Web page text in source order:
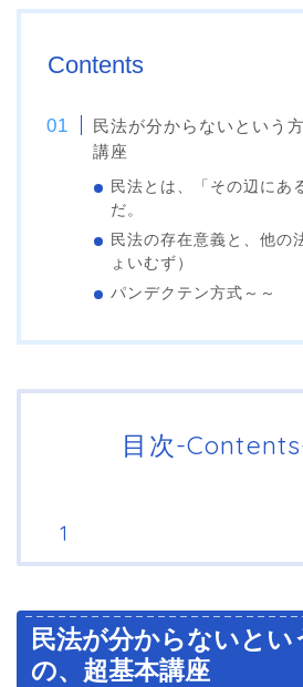
Contents
民法が分からないという
講座
民法とは、「その辺にあ
だ。
民法の存在意義と、他の
ょいむず）
パンデクテン方式～～
目次-
民法が分からないとい
の、超基本講座